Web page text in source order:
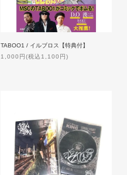
TABOO1 / イルブロス【特典付】
1,000円(税込1,100円)